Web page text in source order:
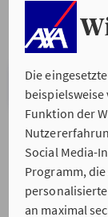
Die
Funktion der
Social Media-
Programm,
an maximal